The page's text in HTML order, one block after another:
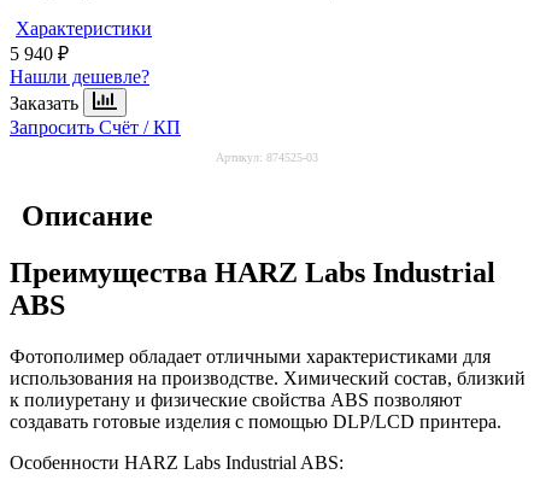
Характеристики
5 940 ₽
Нашли дешевле?
Заказать
Запросить Счёт / КП
Артикул: 874525-03
Описание
Преимущества HARZ Labs Industrial
ABS
Фотополимер обладает отличными характеристиками для
использования на производстве. Химический состав, близкий
к полиуретану и физические свойства ABS позволяют
создавать готовые изделия с помощью DLP/LCD принтера.
Особенности HARZ Labs Industrial ABS: